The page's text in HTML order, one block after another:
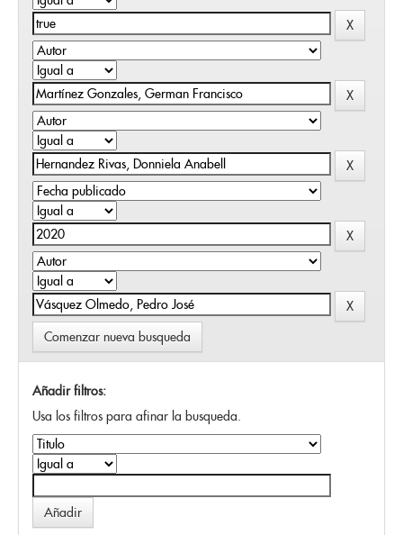
Comenzar nueva busqueda
Añadir filtros:
Usa los filtros para afinar la busqueda.